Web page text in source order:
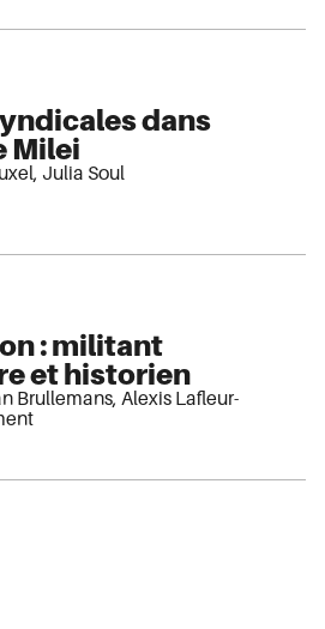
dans
Milei
, Julia Soul
: militant
et historien
Brullemans, Alexis Lafleur-